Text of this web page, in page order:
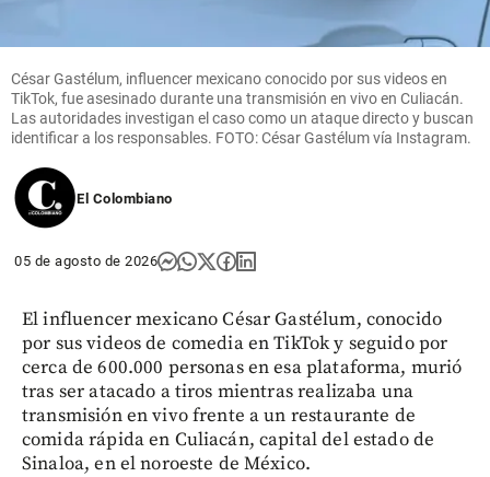
César Gastélum, influencer mexicano conocido por sus videos en
TikTok, fue asesinado durante una transmisión en vivo en Culiacán.
Las autoridades investigan el caso como un ataque directo y buscan
identificar a los responsables. FOTO: César Gastélum vía Instagram.
El Colombiano
05 de agosto de 2026
El influencer mexicano César Gastélum, conocido
por sus videos de comedia en TikTok y seguido por
cerca de 600.000 personas en esa plataforma, murió
tras ser atacado a tiros mientras realizaba una
transmisión en vivo frente a un restaurante de
comida rápida en Culiacán, capital del estado de
Sinaloa, en el noroeste de México.